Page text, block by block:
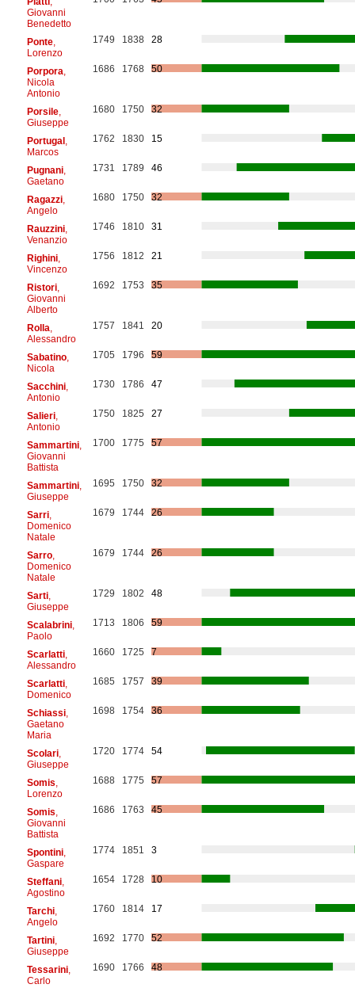
Giovanni
Benedetto
Ponte,
Lorenzo
1749 1838 28
Porpora
Nicola
Antonio
1686 1768 50
Porsile,
Giuseppe
1680 1750 32
Portugal,
Marcos
1762 1830 15
Pugnani,
Gaetano
1731 1789 46
Ragazzi,
Angelo
1680 1750 32
Rauzzini,
Venanzio
1746 1810 31
Righini,
Vincenzo
1756 1812 21
Ristori,
Giovanni
Alberto
1692 1753 35
Rolla
Alessandro
1757 1841 20
Sabatino,
Nicola
1705 1796 59
Sacchini,
Antonio
1730 1786 47
Salieri,
Antonio
1750 1825 27
Sammartini,
Giovanni
Battista
1700 1775 57
Sammartini,
Giuseppe
1695 1750 32
Sarri,
Domenico
Natale
1679 1744 26
Sarro,
Domenico
Natale
1679 1744 26
Sarti,
Giuseppe
1729 1802 48
Scalabrini,
Paolo
1713 1806 59
Scarlatti,
Alessandro
1660 1725 7
Scarlatti,
Domenico
1685 1757 39
Schiassi,
Gaetano
Maria
1698 1754 36
Scolari,
Giuseppe
1720 1774 54
Somis
Lorenzo
1688 1775 57
Somis
Giovanni
Battista
1686 1763 45
Spontini,
Gaspare
1774 1851 3
Steffani,
Agostino
1654 1728 10
Tarchi,
Angelo
1760 1814 17
Tartini,
Giuseppe
1692 1770 52
Tessarini,
Carlo
1690 1766 48